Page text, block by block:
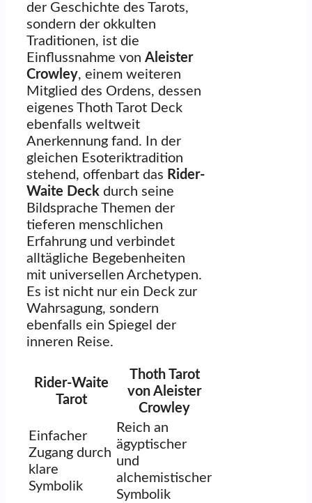
der Geschichte des Tarots,
sondern der okkulten
Traditionen, ist die
Einflussnahme von Aleister
Crowley, einem weiteren
Mitglied des Ordens, dessen
eigenes Thoth Tarot Deck
ebenfalls weltweit
Anerkennung fand. In der
gleichen Esoteriktradition
stehend, offenbart das Rider-
Waite Deck durch seine
Bildsprache Themen der
tieferen menschlichen
Erfahrung und verbindet
alltägliche Begebenheiten
mit universellen Archetypen.
Es ist nicht nur ein Deck zur
Wahrsagung, sondern
ebenfalls ein Spiegel der
inneren Reise.
Rider-Waite
Tarot
Thoth Tarot
von Aleister
Crowley
Einfacher
Zugang durch
klare
Symbolik
Reich an
ägyptischer
und
alchemistischer
Symbolik